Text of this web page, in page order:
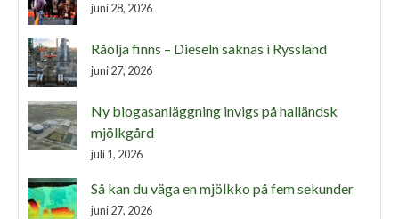
juni 28, 2026
Råolja finns – Dieseln saknas i Ryssland
juni 27, 2026
Ny biogasanläggning invigs på halländsk
mjölkgård
juli 1, 2026
Så kan du väga en mjölkko på fem sekunder
juni 27, 2026